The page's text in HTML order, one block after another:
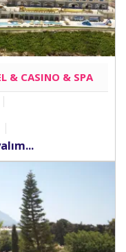
& CASINO & SPA